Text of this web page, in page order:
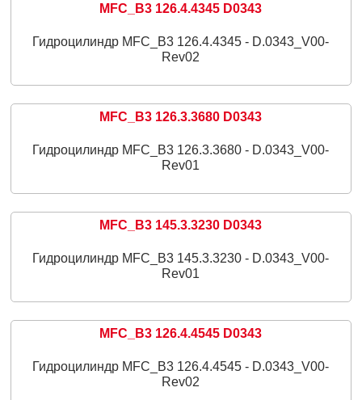
MFC_B3 126.4.4345 D0343
Гидроцилиндр MFC_B3 126.4.4345 - D.0343_V00-
Rev02
MFC_B3 126.3.3680 D0343
Гидроцилиндр MFC_B3 126.3.3680 - D.0343_V00-
Rev01
MFC_B3 145.3.3230 D0343
Гидроцилиндр MFC_B3 145.3.3230 - D.0343_V00-
Rev01
MFC_B3 126.4.4545 D0343
Гидроцилиндр MFC_B3 126.4.4545 - D.0343_V00-
Rev02